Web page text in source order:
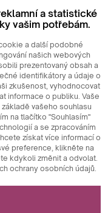
z o. o.
a statistické
vašim potřebám.
a další podobné
našich webových
prezentovaný obsah a
identifikátory a údaje o
zkušenost, vyhodnocovat
informace o publiku. Vaše
vašeho souhlasu
na tlačítko "Souhlasím"
a se zpracováním
získat více informací o
preference, klikněte na
kdykoli změnit a odvolat.
ochrany osobních údajů.